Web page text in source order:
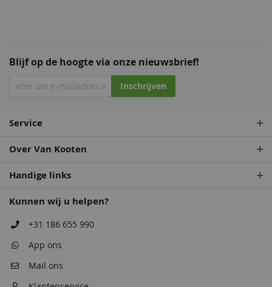
Blijf op de hoogte via onze nieuwsbrief!
Inschrijven
Service
Over Van Kooten
Handige links
Kunnen wij u helpen?
+31 186 655 990
App ons
Mail ons